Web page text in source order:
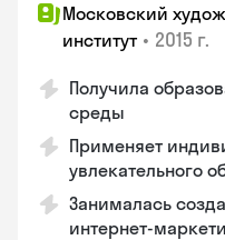
Московский
институт • 2015 г.
Получила
среды
Применяет
увлекательного
Занималась
интернет-